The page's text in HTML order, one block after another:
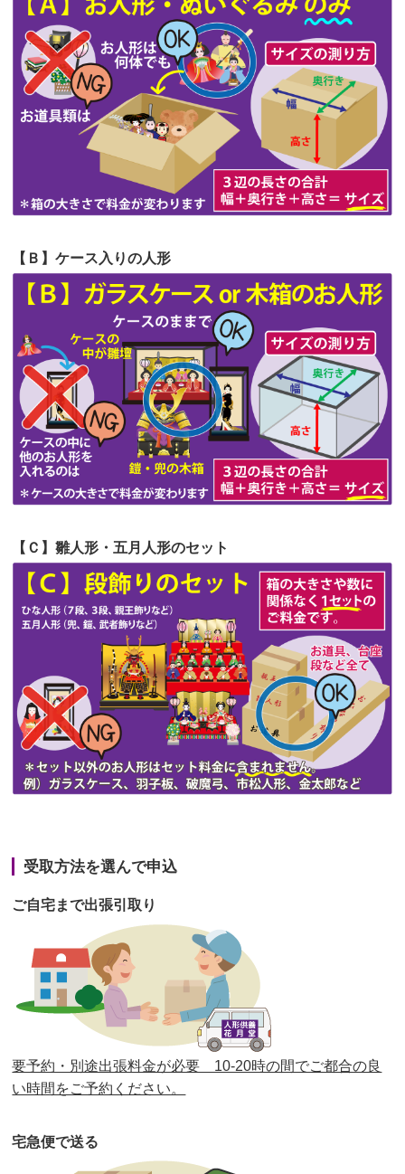
2026/06/19
インターネット検索でホームページを
見つけまし...
第63回人形供養祭 令和5年8月1日(火)
第62回人形供養祭令和5年6月21日(水)
第61回人形供養祭 令和5年5月19日(金)
第60回人形供養祭令和5年3月28日(火)
第59回人形供養祭 令和5年2月10日(金)
第58回人形供養祭令和5年12月21日(水)
第56回人形供養祭 令和4年10月19日(水)
第55回人形供養祭令和4年9月8日(木)
第54回人形供養祭令和4年8月1日(月)
第53回人形供養祭令和4年7月1日(金)
第52回人形供養祭令和4年5月17日(火)
第51回人形供養祭令和4年4月18日(月)
第50回人形供養祭令和4年3月15日(火)
第49回人形供養祭令和4年1月17日(月)
第48回人形供養祭令和3年12月3日(金)
第47回人形供養祭 令和3年10月11日(月)
第46回人形供養祭 令和3年9月13日(月)
第45回人形供養祭令和3年7月12日(月)
第44回人形供養祭令和3年6月3日(木)
第43回人形供養祭令和3年4月23日(金)
第39回人形供養祭令和2年10月22日(木)
第38回人形供養祭 令和2年8月26日(水)
第37回人形供養祭 令和2年6月8日(月)
第36回人形供養祭 令和2年4月16日(木)
第35回人形供養祭令和2年2月13日(木)
第33回人形供養祭
【Ｂ】ケース入りの人形
【Ｃ】雛人形・五月人形のセット
受取方法を選んで申込
ご自宅まで出張引取り
要予約・別途出張料金が必要 10-20時の間でご都合の良
い時間をご予約ください。
宅急便で送る